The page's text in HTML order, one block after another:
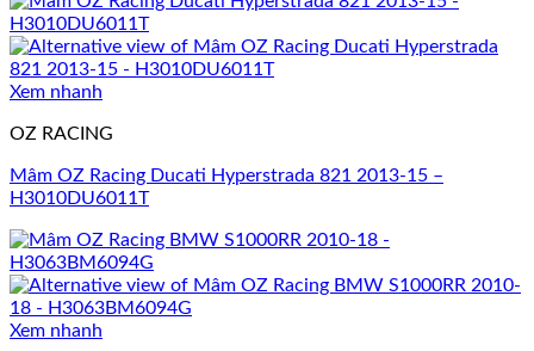
Xem nhanh
OZ RACING
Mâm OZ Racing Ducati Hyperstrada 821 2013-15 –
H3010DU6011T
Xem nhanh